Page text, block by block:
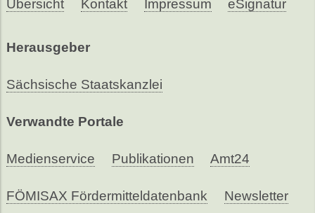
Übersicht Kontakt Impressum eSignatur
Herausgeber
Sächsische Staatskanzlei
Verwandte Portale
Medienservice Publikationen Amt24
FÖMISAX Fördermitteldatenbank Newsletter